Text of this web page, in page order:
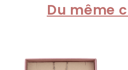
Du même